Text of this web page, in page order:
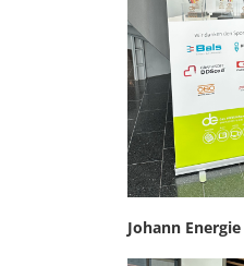
Johann Energie